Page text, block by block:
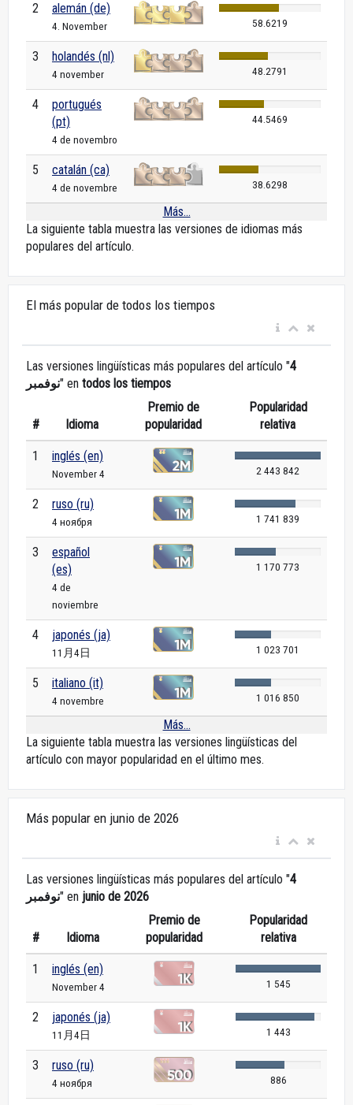
2 alemán (de)
4. November 58.6219
3 holandés (nl)
4 november 48.2791
4
portugués
(pt)
4 de novembro
44.5469
5 catalán (ca)
4 de novembre 38.6298
Más...
La siguiente tabla muestra las versiones de idiomas más
populares del artículo.
El más popular de todos los tiempos
Las versiones lingüísticas más populares del artículo "4
نوفمبر" en todos los tiempos
# Idioma
Premio de
popularidad
Popularidad
relativa
1 inglés (en)
November 4 2 443 842
2 ruso (ru)
4 ноября 1 741 839
3
español
(es)
4 de
noviembre
1 170 773
4 japonés (ja)
11月4日 1 023 701
5 italiano (it)
4 novembre 1 016 850
Más...
La siguiente tabla muestra las versiones lingüísticas del
artículo con mayor popularidad en el último mes.
Más popular en junio de 2026
Las versiones lingüísticas más populares del artículo "4
نوفمبر" en junio de 2026
# Idioma
Premio de
popularidad
Popularidad
relativa
1 inglés (en)
November 4 1 545
2 japonés (ja)
11月4日 1 443
3 ruso (ru)
4 ноября 886